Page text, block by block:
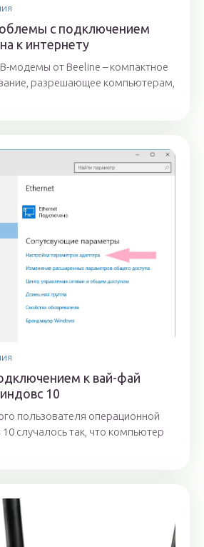
с подключением
к интернету
модемы от Beeline – компактное
разрешающее компьютерам,
к вай-фай
10
пользователя операционной
случалось так, что компьютер